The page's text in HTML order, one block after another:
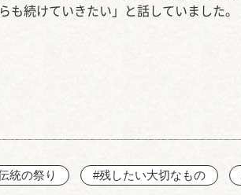
も続けていきたい」と話していました。
統の祭り #残したい大切なもの